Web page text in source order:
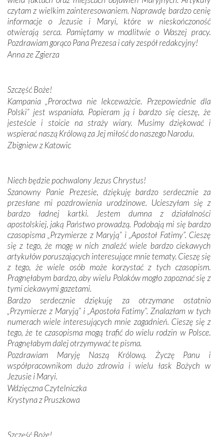
Modliliśmy się przy ich grobach. Odprawiliśmy Drogę
Krzyżową w ich rodzinnych stronach, odwiedziliśmy
domy, w których żyli.
W miejscu objawień Matki Bożej zapaliliśmy świece
Podczas tej kilkudniowej wyprawy na każdym kroku
spotykaliśmy się z serdeczną otwartością
Portugalczyków. Podziwialiśmy ich ludową sztukę i
zwyczaje. Mimo że nasze kraje są od siebie bardzo
oddalone, w żaden sposób nie czuliśmy się obco.
Sprawiła to oczywiście sama Matka Boża, ale też
kulturowa bliskość biorąca swój początek w naszej
mieliśmy okazję przekonać się, że Maryja swoją opieką
otacza nie tylko nasz naród, lecz wszystkie nacje, które
się Jej ufnie oddają, a także każdą osobę, która zawierza
Jej siebie oraz swych bliskich.
Dzieje Portugalii to również historia wierności Bogu i
odstępstw, także w życiu władców. Trudne momenty w
wymiarze tak osobistym, jak i zbiorowym, przypominają o
konieczności ciągłego zabiegania o własną duszę i o łaskę
Opatrzności. Wierność przynosi pomyślność –
przynajmniej w życiu duchowym. Odstępstwo owocuje
nieszczęściem i śmiercią. Te uniwersalne prawdy
przychodziły na myśl, gdy słuchaliśmy opowieści
przewodników o portugalskich monarchach i wodzach,
zwycięskich bitwach i nieszczęśliwych losach grzesznych
kochanków.
Byli tym razem pośród Apostołów Fatimy reprezentanci
każdego spośród żyjących pokoleń. Najmłodszy uczestnik
liczył sobie 13 lat, zaś senior, pan Zdzisław – już 94.
Całe życie marzyłem, by tu przyjechać
Nasza pielgrzymka nie byłaby tak bogata w duchową treść
czytam z wielkim zainteresowaniem. Naprawdę bardzo cenię
informacje o Jezusie i Maryi, które w nieskończoność
otwierają serca. Pamiętamy w modlitwie o Waszej pracy.
Pozdrawiam gorąco Pana Prezesa i cały zespół redakcyjny!
Anna ze Zgierza
Szczęść Boże!
Kampania „Proroctwa nie lekceważcie. Przepowiednie dla
Polski” jest wspaniała. Popieram ją i bardzo się cieszę, że
jesteście i stoicie na straży wiary. Musimy dziękować i
wspierać naszą Królową za Jej miłość do naszego Narodu.
Zbigniew z Katowic
Niech będzie pochwalony Jezus Chrystus!
Szanowny Panie Prezesie, dziękuję bardzo serdecznie za
przesłane mi pozdrowienia urodzinowe. Ucieszyłam się z
bardzo ładnej kartki. Jestem dumna z działalności
apostolskiej, jaką Państwo prowadzą. Podobają mi się bardzo
czasopisma „Przymierze z Maryją” i „Apostoł Fatimy”. Cieszę
się z tego, że mogę w nich znaleźć wiele bardzo ciekawych
artykułów poruszających interesujące mnie tematy. Cieszę się
z tego, że wiele osób może korzystać z tych czasopism.
Pragnęłabym bardzo, aby wielu Polaków mogło zapoznać się z
tymi ciekawymi gazetami.
Bardzo serdecznie dziękuję za otrzymane ostatnio
„Przymierze z Maryją” i „Apostoła Fatimy”. Znalazłam w tych
numerach wiele interesujących mnie zagadnień. Cieszę się z
tego, że te czasopisma mogą trafić do wielu rodzin w Polsce.
Pragnęłabym dalej otrzymywać te pisma.
Pozdrawiam Maryję Naszą Królową. Życzę Panu i
współpracownikom dużo zdrowia i wielu łask Bożych w
Jezusie i Maryi.
Wdzięczna Czytelniczka
Krystyna z Pruszkowa
Szczęść Boże!